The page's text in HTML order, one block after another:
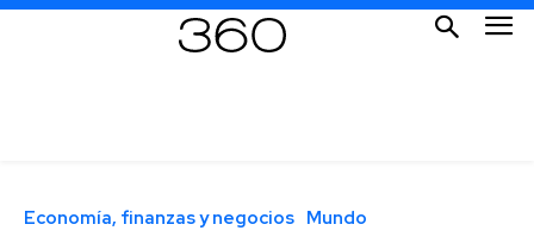
Economía, finanzas y negocios Mundo